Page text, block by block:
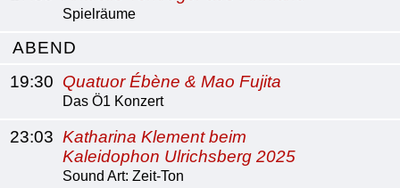
Spielräume
ABEND
19:30 Quatuor Ébène & Mao Fujita
Das Ö1 Konzert
23:03 Katharina Klement beim
Kaleidophon Ulrichsberg 2025
Sound Art: Zeit-Ton